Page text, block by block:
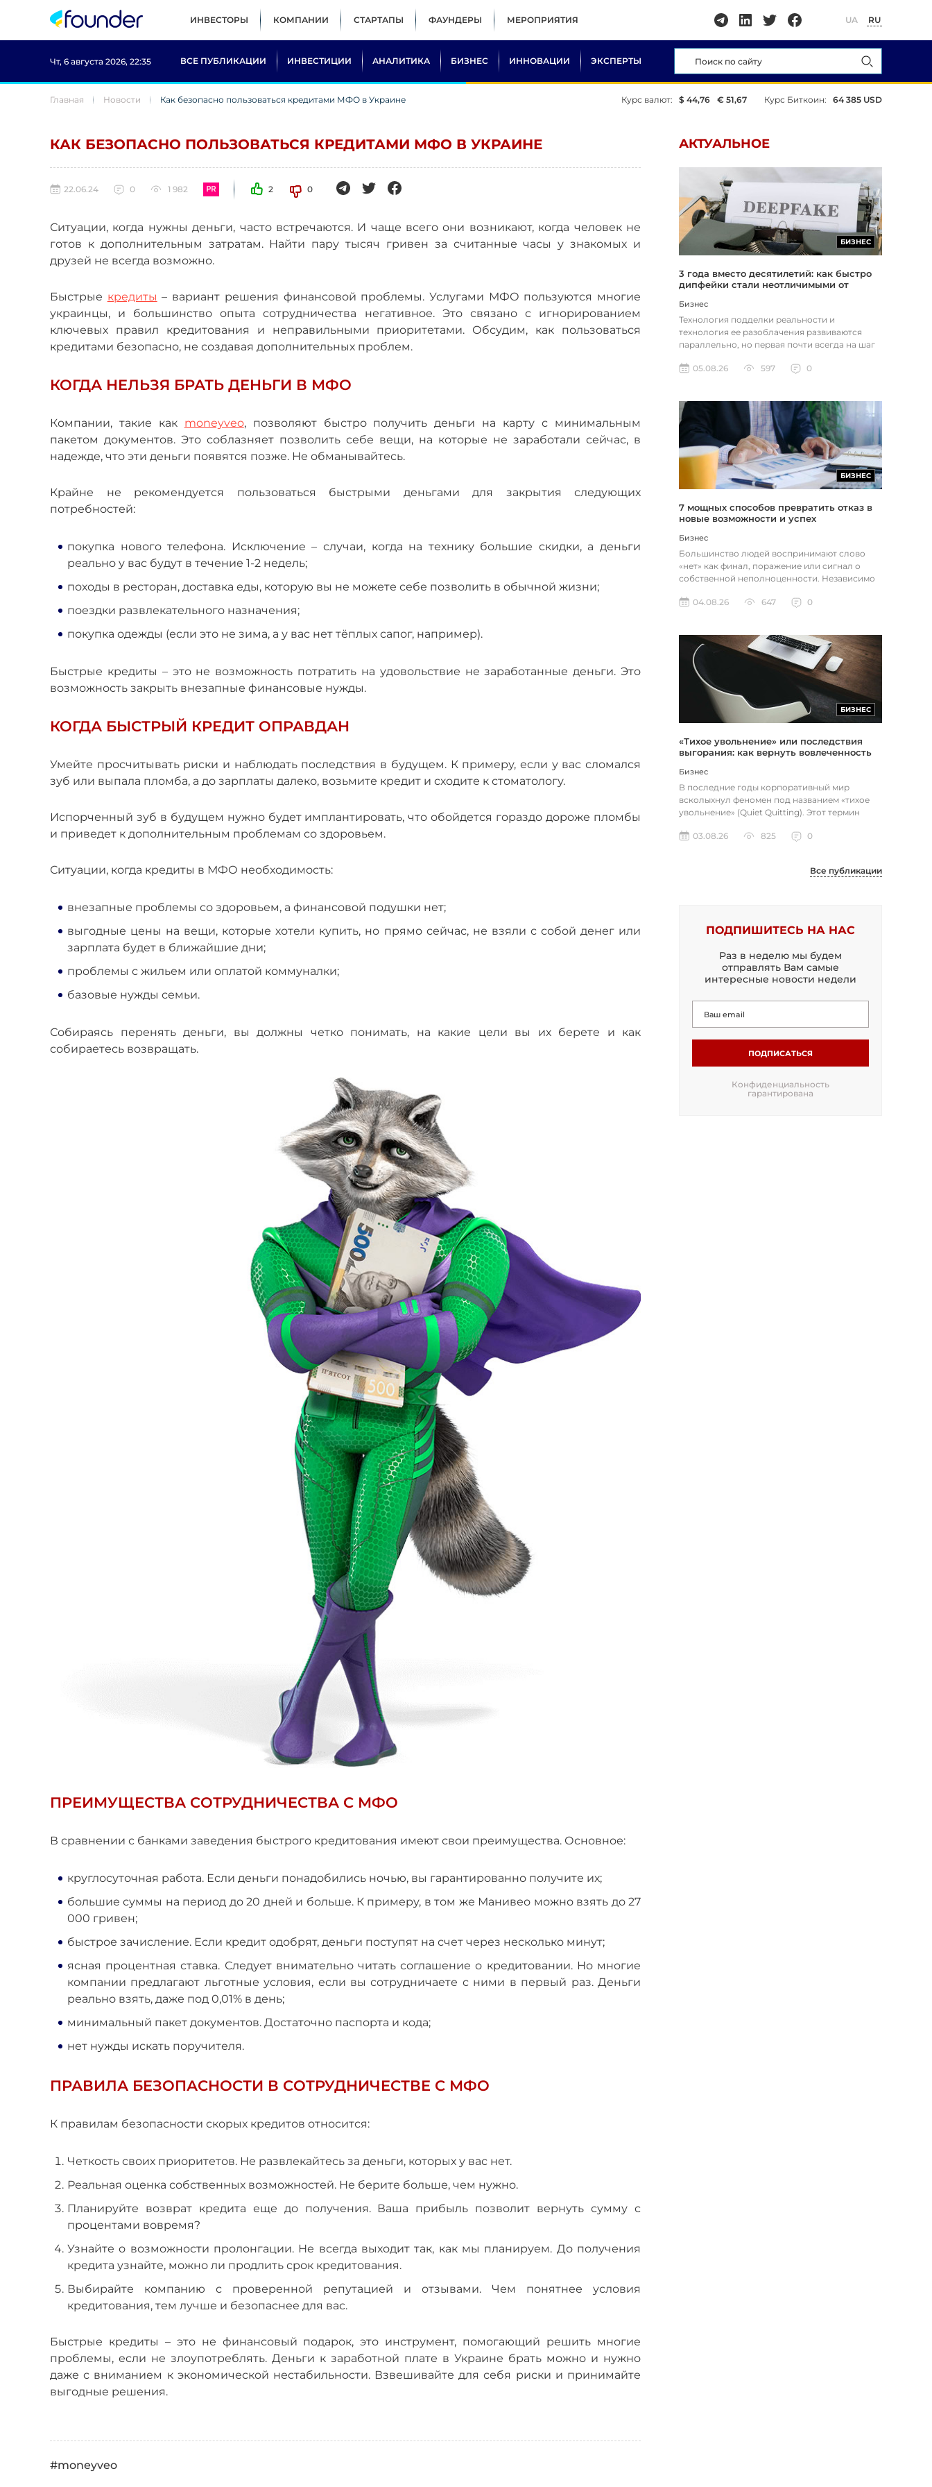
ИНВЕСТОРЫ КОМПАНИИ СТАРТАПЫ ФАУНДЕРЫ МЕРОПРИЯТИЯ UA RU
Чт, 6 августа 2026, 22:35 ВСЕ ПУБЛИКАЦИИ ИНВЕСТИЦИИ АНАЛИТИКА БИЗНЕС ИННОВАЦИИ ЭКСПЕРТЫ
Главная Новости Как безопасно пользоваться кредитами МФО в Украине Курс валют: $ 44,76 € 51,67 Курс Биткоин: 64 385 USD
КАК БЕЗОПАСНО ПОЛЬЗОВАТЬСЯ КРЕДИТАМИ МФО В УКРАИНЕ
22.06.24 0 1 982 2 0
Ситуации, когда нужны деньги, часто встречаются. И чаще всего они возникают, когда человек не
готов к дополнительным затратам. Найти пару тысяч гривен за считанные часы у знакомых и
друзей не всегда возможно.
Быстрые кредиты – вариант решения финансовой проблемы. Услугами МФО пользуются многие
украинцы, и большинство опыта сотрудничества негативное. Это связано с игнорированием
ключевых правил кредитования и неправильными приоритетами. Обсудим, как пользоваться
кредитами безопасно, не создавая дополнительных проблем.
КОГДА НЕЛЬЗЯ БРАТЬ ДЕНЬГИ В МФО
Компании, такие как moneyveo, позволяют быстро получить деньги на карту с минимальным
пакетом документов. Это соблазняет позволить себе вещи, на которые не заработали сейчас, в
надежде, что эти деньги появятся позже. Не обманывайтесь.
Крайне не рекомендуется пользоваться быстрыми деньгами для закрытия следующих
потребностей:
покупка нового телефона. Исключение – случаи, когда на технику большие скидки, а деньги
реально у вас будут в течение 1-2 недель;
походы в ресторан, доставка еды, которую вы не можете себе позволить в обычной жизни;
поездки развлекательного назначения;
покупка одежды (если это не зима, а у вас нет тёплых сапог, например).
Быстрые кредиты –это не возможность потратить на удовольствие не заработанные деньги. Это
возможность закрыть внезапные финансовые нужды.
КОГДА БЫСТРЫЙ КРЕДИТ ОПРАВДАН
Умейте просчитывать риски и наблюдать последствия в будущем. К примеру, если у вас сломался
зуб или выпала пломба, а до зарплаты далеко, возьмите кредит и сходите к стоматологу.
Испорченный зуб в будущем нужно будет имплантировать, что обойдется гораздо дороже пломбы
и приведет к дополнительным проблемам со здоровьем.
Ситуации, когда кредиты в МФО необходимость:
внезапные проблемы со здоровьем, а финансовой подушки нет;
выгодные цены на вещи, которые хотели купить, но прямо сейчас, не взяли с собой денег или
зарплата будет в ближайшие дни;
проблемы с жильем или оплатой коммуналки;
базовые нужды семьи.
Собираясь перенять деньги, вы должны четко понимать, на какие цели вы их берете и как
собираетесь возвращать.
ПРЕИМУЩЕСТВА СОТРУДНИЧЕСТВА С МФО
В сравнении с банками заведения быстрого кредитования имеют свои преимущества. Основное:
круглосуточная работа. Если деньги понадобились ночью, вы гарантированно получите их;
большие суммы на период до 20 дней и больше. К примеру, в том же Манивео можно взять до 27
000 гривен;
быстрое зачисление. Если кредит одобрят, деньги поступят на счет через несколько минут;
ясная процентная ставка. Следует внимательно читать соглашение о кредитовании. Но многие
компании предлагают льготные условия, если вы сотрудничаете с ними в первый раз. Деньги
реально взять, даже под 0,01% в день;
минимальный пакет документов. Достаточно паспорта и кода;
нет нужды искать поручителя.
ПРАВИЛА БЕЗОПАСНОСТИ В СОТРУДНИЧЕСТВЕ С МФО
К правилам безопасности скорых кредитов относится:
Четкость своих приоритетов. Не развлекайтесь за деньги, которых у вас нет.
Реальная оценка собственных возможностей. Не берите больше, чем нужно.
Планируйте возврат кредита еще до получения. Ваша прибыль позволит вернуть сумму с
процентами вовремя?
Узнайте о возможности пролонгации. Не всегда выходит так, как мы планируем. До получения
кредита узнайте, можно ли продлить срок кредитования.
Выбирайте компанию с проверенной репутацией и отзывами. Чем понятнее условия
кредитования, тем лучше и безопаснее для вас.
Быстрые кредиты –это не финансовый подарок, это инструмент, помогающий решить многие
проблемы, если не злоупотреблять. Деньги к заработной плате в Украине брать можно и нужно
даже с вниманием к экономической нестабильности. Взвешивайте для себя риски и принимайте
выгодные решения.
#moneyveo
АКТУАЛЬНОЕ
БИЗНЕС
3 года вместо десятилетий: как быстро
дипфейки стали неотличимыми от
Бизнес
Технология подделки реальности и
технология ее разоблачения развиваются
параллельно, но первая почти всегда на шаг
05.08.26
597 0
БИЗНЕС
7 мощных способов превратить отказ в
новые возможности и успех
Бизнес
Большинство людей воспринимают слово
«нет» как финал, поражение или сигнал о
собственной неполноценности. Независимо
04.08.26
647 0
БИЗНЕС
«Тихое увольнение» или последствия
выгорания: как вернуть вовлеченность
Бизнес
В последние годы корпоративный мир
всколыхнул феномен под названием «тихое
увольнение» (Quiet Quitting). Этот термин
03.08.26
825 0
Все публикации
ПОДПИШИТЕСЬ НА НАС
Раз в неделю мы будем
отправлять Вам самые
интересные новости недели
ПОДПИСАТЬСЯ
Конфиденциальность
гарантирована